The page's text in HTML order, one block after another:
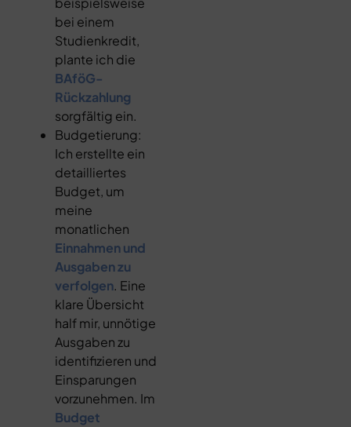
bei einem
Studienkredit,
plante ich die
BAföG-
Rückzahlung
sorgfältig ein.
Budgetierung:
Ich erstellte ein
detailliertes
Budget, um
meine
monatlichen
Einnahmen und
Ausgaben zu
verfolgen. Eine
klare Übersicht
half mir, unnötige
Ausgaben zu
identifizieren und
Einsparungen
vorzunehmen. Im
Budget